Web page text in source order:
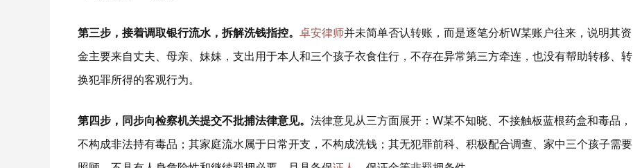
第三步，接着调取银行流水，拆解洗钱指控。 卓安律师并未简单否认转账，而是逐笔分析W某账户往来，说明其资
金主要来自丈夫、母亲、妹妹，支出用于本人和三个孩子衣食住行，不存在异常第三方牵连，也没有帮助转移、转
换犯罪所得的客观行为。
第四步，同步向检察机关提交不批捕法律意见。 法律意见从三方面展开：W某不知晓、不接触板蓝根药盒和毒品，
不构成非法持有毒品；其家庭流水属于日常开支，不构成洗钱；其无犯罪前科、积极配合调查、家中三个孩子需要